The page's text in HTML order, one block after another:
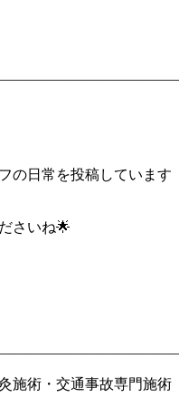
の日常を投稿しています
さいね🌟
施術・交通事故専門施術